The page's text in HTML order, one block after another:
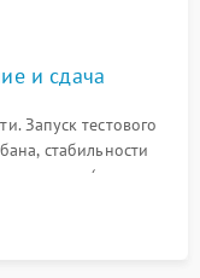
и сдача
Запуск тестового
стабильности
насоса (откачка
стуков или